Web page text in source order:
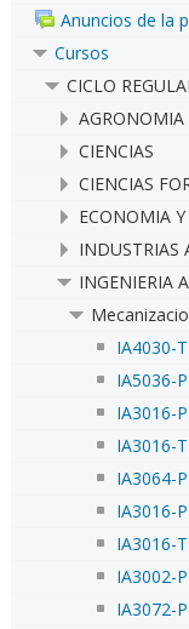
Anuncios de la
Cursos
CICLO
AGRONOMIA
CIENCIAS
CIENCIAS
ECONOMIA
INDUSTRIAS
INGENIERIA
IA4030-
IA5036-
IA3016-
IA3016-
IA3064-
IA3016-
IA3016-
IA3002-
IA3072-